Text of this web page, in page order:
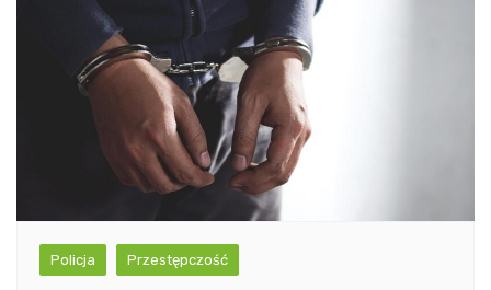
Policja Przestępczość